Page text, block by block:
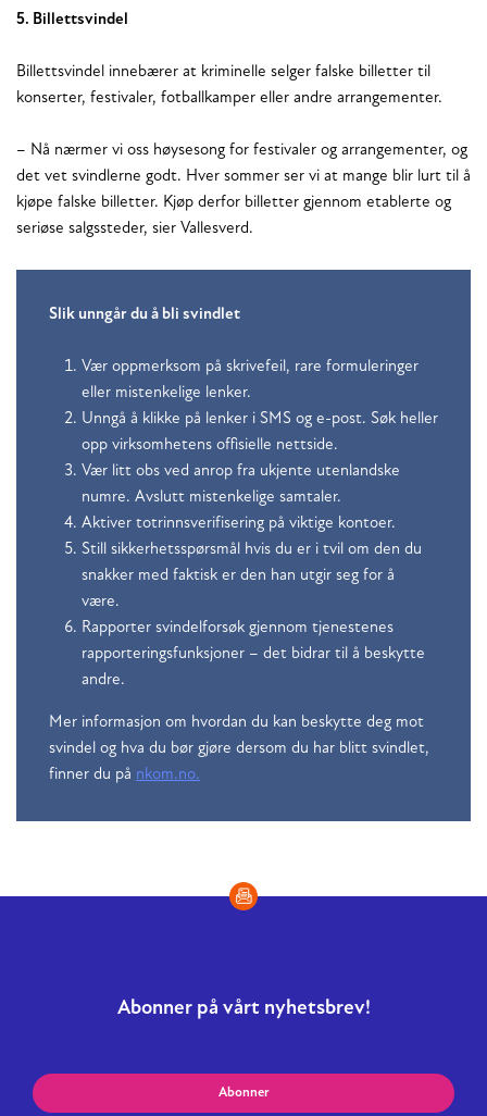
5. Billettsvindel
Billettsvindel innebærer at kriminelle selger falske billetter til
konserter, festivaler, fotballkamper eller andre arrangementer.
– Nå nærmer vi oss høysesong for festivaler og arrangementer, og
det vet svindlerne godt. Hver sommer ser vi at mange blir lurt til å
kjøpe falske billetter. Kjøp derfor billetter gjennom etablerte og
seriøse salgssteder, sier Vallesverd.
Slik unngår du å bli svindlet
Vær oppmerksom på skrivefeil, rare formuleringer
eller mistenkelige lenker.
Unngå å klikke på lenker i SMS og e-post. Søk heller
opp virksomhetens offisielle nettside.
Vær litt obs ved anrop fra ukjente utenlandske
numre. Avslutt mistenkelige samtaler.
Aktiver totrinnsverifisering på viktige kontoer.
Still sikkerhetsspørsmål hvis du er i tvil om den du
snakker med faktisk er den han utgir seg for å
være.
Rapporter svindelforsøk gjennom tjenestenes
rapporteringsfunksjoner – det bidrar til å beskytte
andre.
Mer informasjon om hvordan du kan beskytte deg mot
svindel og hva du bør gjøre dersom du har blitt svindlet,
finner du på nkom.no.
Abonner på vårt nyhetsbrev!
Abonner